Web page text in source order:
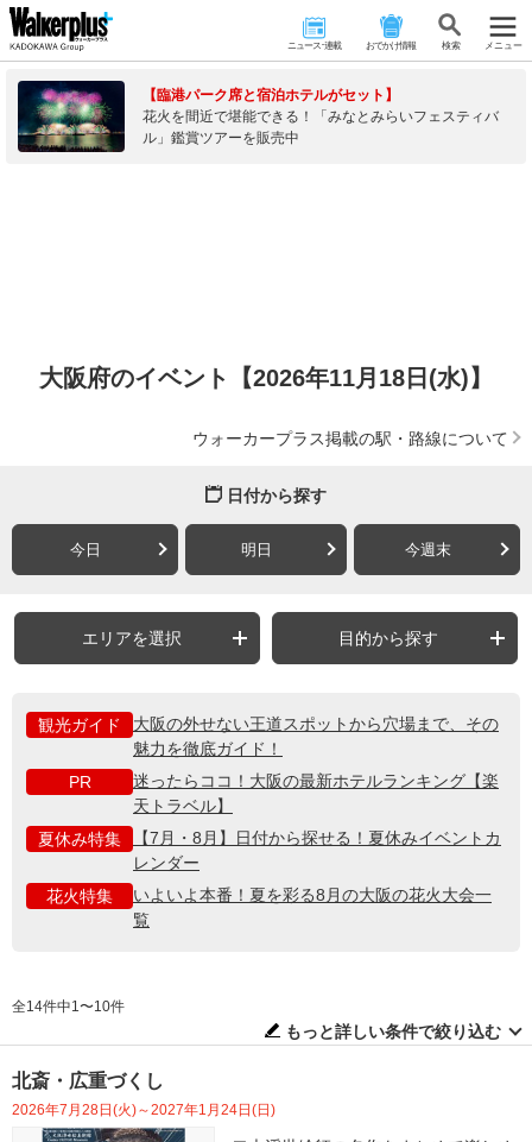
ニュース･連載 おでかけ情報 検 索 メニュー
【臨港パーク席と宿泊ホテルがセット】
花火を間近で堪能できる！「みなとみらいフェスティバ
ル」鑑賞ツアーを販売中
大阪府のイベント【2026年11月18日(水)】
ウォーカープラス掲載の駅・路線について
日付から探す
今日 明日 今週末
エリアを選択 目的から探す
観光ガイド
大阪の外せない王道スポットから穴場まで、その
魅力を徹底ガイド！
PR
迷ったらココ！大阪の最新ホテルランキング【楽
天トラベル】
夏休み特集
【7月・8月】日付から探せる！夏休みイベントカ
レンダー
花火特集
いよいよ本番！夏を彩る8月の大阪の花火大会一
覧
全14件中1〜10件
もっと詳しい条件で絞り込む
北斎・広重づくし
2026年7月28日(火)～2027年1月24日(日)